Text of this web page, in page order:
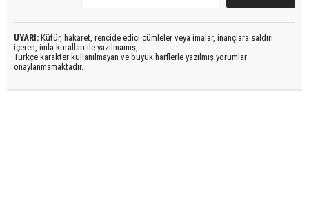
UYARI: Küfür, hakaret, rencide edici cümleler veya imalar, inançlara saldırı
içeren, imla kuralları ile yazılmamış,
Türkçe karakter kullanılmayan ve büyük harflerle yazılmış yorumlar
onaylanmamaktadır.